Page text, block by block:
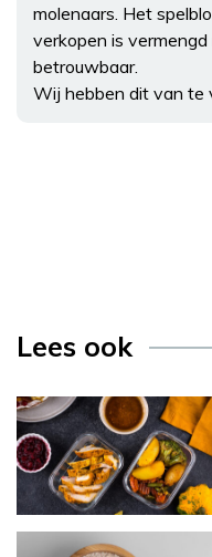
molenaars. Het
verkopen is
betrouwbaar.
Wij hebben dit van te
Lees ook